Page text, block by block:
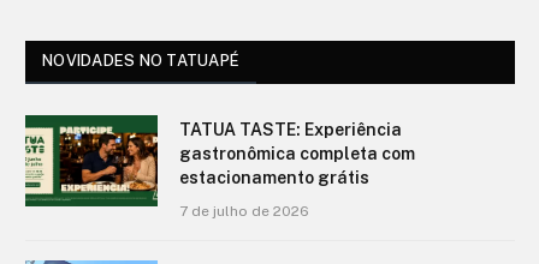
NOVIDADES NO TATUAPÉ
TATUA TASTE: Experiência
gastronômica completa com
estacionamento grátis
7 de julho de 2026